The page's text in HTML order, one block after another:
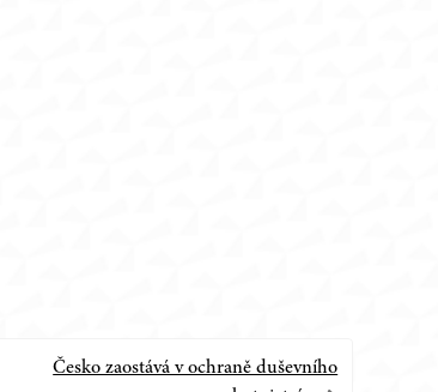
Česko zaostává v ochraně duševního